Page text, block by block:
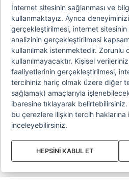
İnternet sitesinin sağlanması ve
kullanmaktayız. Ayrıca
gerçekleştirilmesi, internet sitesinin
analizinin gerçekleştirilmesi
kullanılmak istenmektedir.
kullanılmayacaktır. Kişisel
faaliyetlerinin gerçekleştirilmesi,
tercihiniz hariç olmak üzere diğer
sağlamak) amaçlarıyla
ibaresine tıklayarak belirtebilirsiniz.
bu çerezlere ilişkin tercih haklarına
inceleyebilirsiniz.
HEPSİNİ KABUL ET